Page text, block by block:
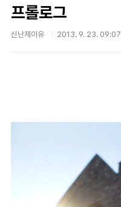
프롤로그
신난제이유 2013. 9. 23. 09:07